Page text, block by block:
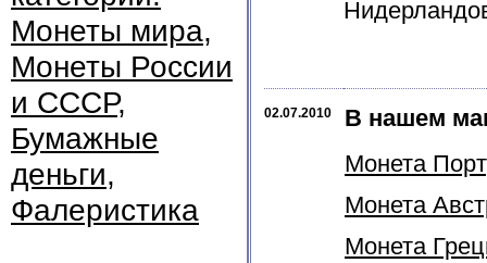
Монеты мира,
Монеты России
и СССР,
Бумажные
деньги,
Фалеристика
02.07.2010
В нашем
Монета
Монета
Монета